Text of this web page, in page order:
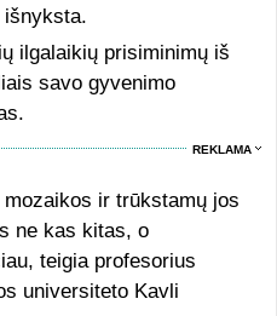
išnyksta.
ilgalaikių prisiminimų iš
savo gyvenimo
REKLAMA
ir trūkstamų jos
ne kas kitas, o
teigia profesorius
universiteto Kavli